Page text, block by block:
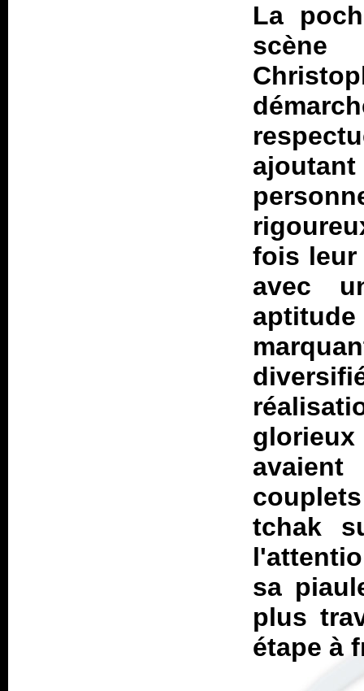
La
scène
fois leur
avec
tchak
sa
plus
étape à